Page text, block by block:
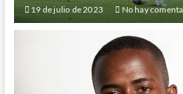
19 de julio de 2023 No hay